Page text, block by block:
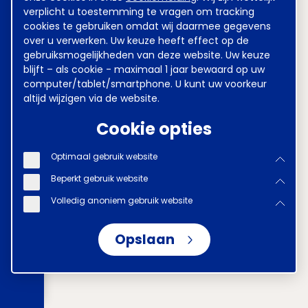
verplicht u toestemming te vragen om tracking
cookies te gebruiken omdat wij daarmee gegevens
over u verwerken. Uw keuze heeft effect op de
gebruiksmogelijkheden van deze website. Uw keuze
blijft – als cookie - maximaal 1 jaar bewaard op uw
computer/tablet/smartphone. U kunt uw voorkeur
altijd wijzigen via de website.
Cookie opties
Optimaal gebruik website
Beperkt gebruik website
Volledig anoniem gebruik website
Opslaan